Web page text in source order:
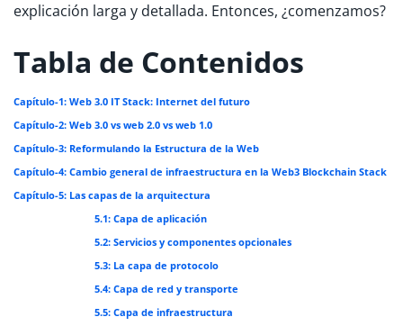
explicación larga y detallada. Entonces, ¿comenzamos?
Tabla de Contenidos
Capítulo-1: Web 3.0 IT Stack: Internet del futuro
Capítulo-2: Web 3.0 vs web 2.0 vs web 1.0
Capítulo-3: Reformulando la Estructura de la Web
Capítulo-4: Cambio general de infraestructura en la Web3 Blockchain Stack
Capítulo-5: Las capas de la arquitectura
5.1: Capa de aplicación
5.2: Servicios y componentes opcionales
5.3: La capa de protocolo
5.4: Capa de red y transporte
5.5: Capa de infraestructura